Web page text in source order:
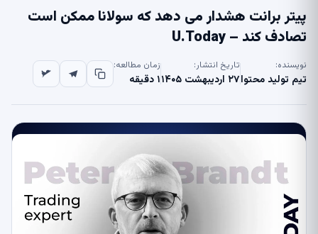
پیتر برانت هشدار می دهد که سولانا ممکن است
تصادف کند – U.Today
نویسنده:
تیم تولید محتوا
تاریخ انتشار:
۲۷ اردیبهشت ۱۴۰۵
زمان مطالعه:
۱ دقیقه